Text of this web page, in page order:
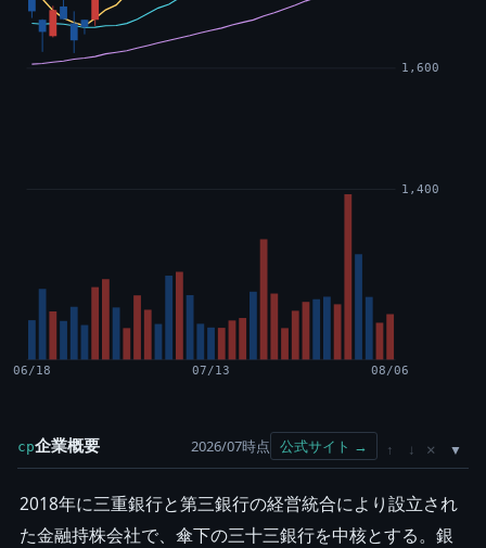
1,400
1,600
06/18 07/13 08/06
cp企業概要 2026/07時点 公式サイト → ↑ ↓ ×
2018年に三重銀行と第三銀行の経営統合により設立され
た金融持株会社で、傘下の三十三銀行を中核とする。銀